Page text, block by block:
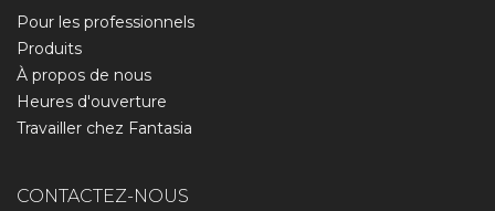
Pour les professionnels
Produits
À propos de nous​
Heures d'ouverture
Travailler chez Fantasia
CONTACTEZ-NOUS